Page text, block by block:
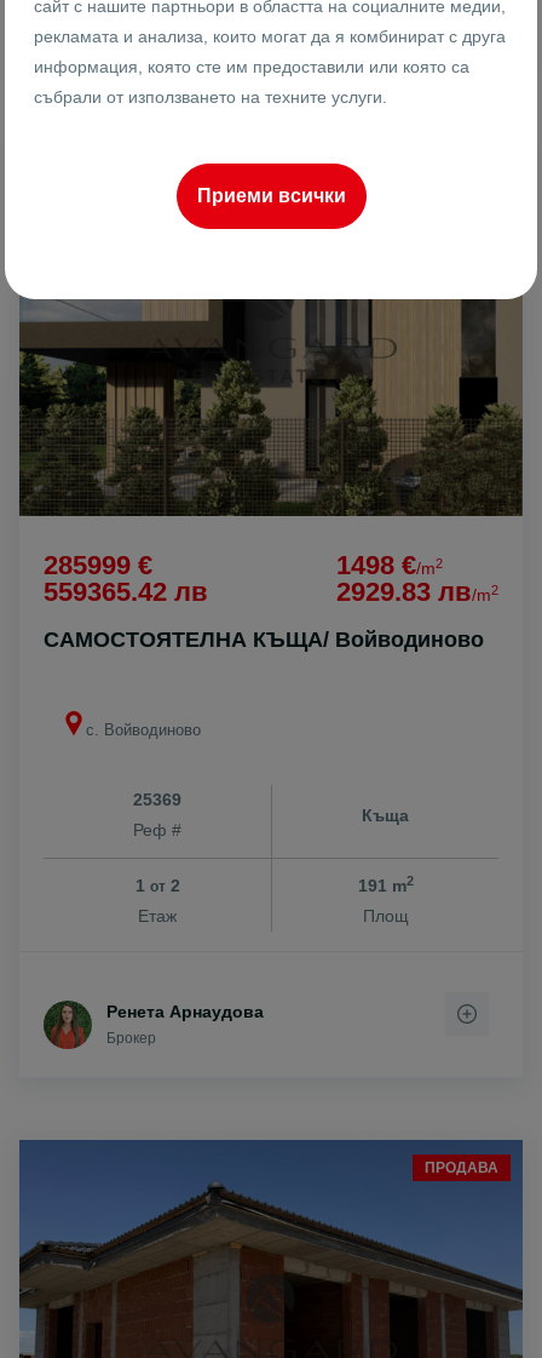
Васислав Анадъмски
Брокер
285999 €
559365.42 лв
1498 €/m2
2929.83 лв/m2
САМОСТОЯТЕЛНА КЪЩА/ Войводиново
с. Войводиново
25369
Реф #
Къща
1 от2
Етаж
191 m2
Площ
Ренета Арнаудова
Брокер
ПРОДАВА
сайт с нашите партньори в областта на социалните медии,
рекламата и анализа, които могат да я комбинират с друга
информация, която сте им предоставили или която са
събрали от използването на техните услуги.
Приеми всички